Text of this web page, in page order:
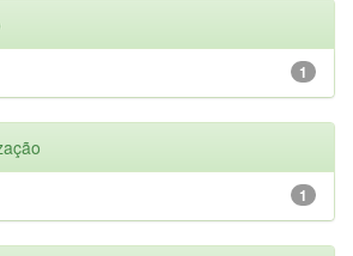
1
1